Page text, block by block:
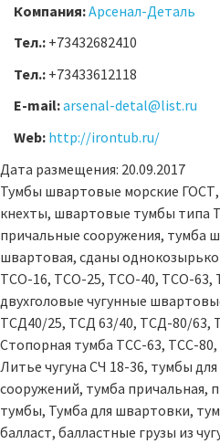
Компания:Арсенал-Деталь
Тел.: +73432682410
Тел.: +73433612118
E-mail:arsenal-detal@list.ru
Web: http://irontub.ru/
Дата размещения: 20.09.2017
Тумбы швартовые морские
кнехты, швартовые тумбы типа
причальные сооружения, тумба
швартовая, сданы
ТСО-16, ТСО-25, ТСО-40, ТСО-63,
двухголовые чугунные
ТСД40/25, ТСД 63/40, ТСД-80/63,
Стопорная тумба ТСС-63, ТСС-
Литье чугуна СЧ 18-36, тумбы
сооружений, тумба причальная,
тумбы, Тумба для швартовки,
балласт, балластные грузы из